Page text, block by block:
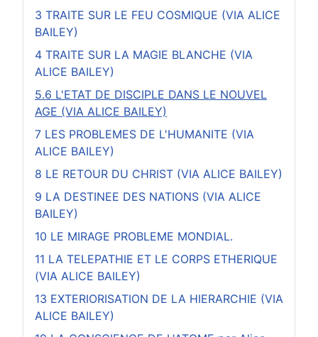
3 TRAITE SUR LE FEU COSMIQUE (VIA ALICE
BAILEY)
4 TRAITE SUR LA MAGIE BLANCHE (VIA
ALICE BAILEY)
5.6 L'ETAT DE DISCIPLE DANS LE NOUVEL
AGE (VIA ALICE BAILEY)
7 LES PROBLEMES DE L'HUMANITE (VIA
ALICE BAILEY)
8 LE RETOUR DU CHRIST (VIA ALICE BAILEY)
9 LA DESTINEE DES NATIONS (VIA ALICE
BAILEY)
10 LE MIRAGE PROBLEME MONDIAL.
11 LA TELEPATHIE ET LE CORPS ETHERIQUE
(VIA ALICE BAILEY)
13 EXTERIORISATION DE LA HIERARCHIE (VIA
ALICE BAILEY)